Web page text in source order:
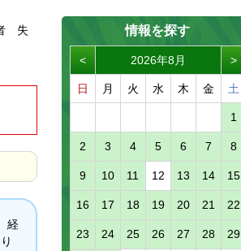
失
経
情報を探す
< 2026年8月 >
日 月 火 水 木 金 土
1
2 3 4 5 6 7 8
9 10 11 12 13 14 15
16 17 18 19 20 21 22
23 24 25 26 27 28 29